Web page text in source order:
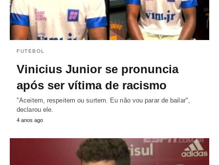
FUTEBOL
Vinicius Junior se pronuncia
após ser vítima de racismo
"Aceitem, respeitem ou surtem. Eu não vou parar de bailar",
declarou ele.
4 anos ago